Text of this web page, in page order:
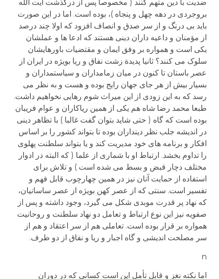
ضدیت با دین متهم کنند ( مخصوصا پس از درگذشت آیت الله
بروجردی در دهه چهل و پنجاه )، بوده است. اما در این صورت
باید بی درنگ و از سر صدق و انصاف افزود که اولا چند درصد
از مؤمنان و داعیه داران دینی هستند که ادعا ها و عملشان
یکی است و همواره بر وفق ایمان و مقتضیات باورهایشان
سلوک می کنند؟ ثانیا پدیدة زشت نفاق و ریا بویژه در ایران از
عصر باستان تا کنون در میان زمامداران و سیاستمداران و
بسیار بیش از هر جای جهان رایج بوده و هست و به نظر می
رسد که به این زودی از این میراث شوم رهایی نخواهیم داشت.
طبعا محمد رضا شاه هم یکی از همین ریاکاران و عوام فریبان
بوده است که گاه ( حتی شاید بتوان گفت غالبا ) با تظاهر دینی
در اندیشه جلب نظر دینداران بوده تا بتواند کشور را بر اساس
افکار و برنامه های خود مدیریت کند و یا بتواند سلطنت پهلوی
را تداوم بخشد. ارتباط او با شماری از علما ( که البته در ادوار
مختلف دچار قبض و بسط می شده است ) و تلاش برای
استفاده از حمایت آنان نیز در همین چهارچوب قابل فهم و
تفسیر است. سنتی که از عصر کهن بویژه از عصر ساسانیان،
که نهاد پر قدرت موبدی شکل می گیرد، وجود داشته و پس از
صفویه نیز این نوع ارتباط و تعامل دو نهاد سلطنت و روحانیت
همواره بر قرار بوده است. تعاملی هم از سر اعتقاد و هم از
سر مصلحت اندیشی و گاه اجبار و ریا و نفاق از دو طرف.
n
اما نکته نغز و قابل تأمل این است کسانی که در دوران